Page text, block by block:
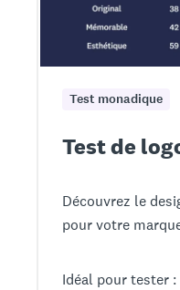
Test monadique
Test de
Découvrez le
pour votre
Idéal pour tester :